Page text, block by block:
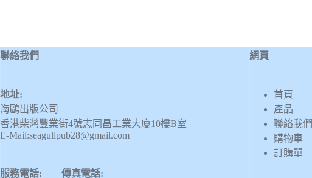
聯絡我們
地址:
海鷗出版公司
香港柴灣豐業街4號志同昌工業大廈10樓B室
E-Mail:seagullpub28@gmail.com
服務電話: 傳真電話:
網頁
首頁
產品
聯絡我們
購物車
訂購單